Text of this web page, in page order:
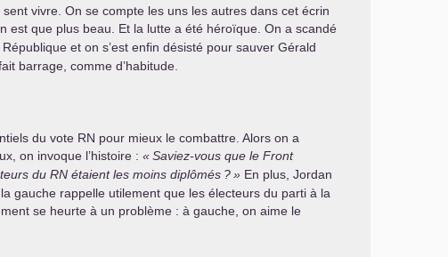
vivre. On se compte les uns les autres dans cet écrin
est que plus beau. Et la lutte a été héroïque. On a scandé
et on s’est enfin désisté pour sauver Gérald
barrage, comme d’habitude.
du vote RN pour mieux le combattre. Alors on a
on invoque l’histoire : «Saviez-vous que le Front
du RN étaient les moins diplômés ?» En plus, Jordan
gauche rappelle utilement que les électeurs du parti à la
se heurte à un problème : à gauche, on aime le